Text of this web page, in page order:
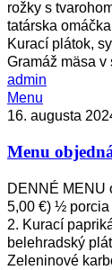
rožky s
tatárska
Kurací plátok,
Gramáž mäsa v
admin
Menu
objednávajte
0949
503
Menu
16. augusta
Menu
DENNÉ MENU
5,00 €) ½ porcia
2. Kurací
belehradský
Zeleninové